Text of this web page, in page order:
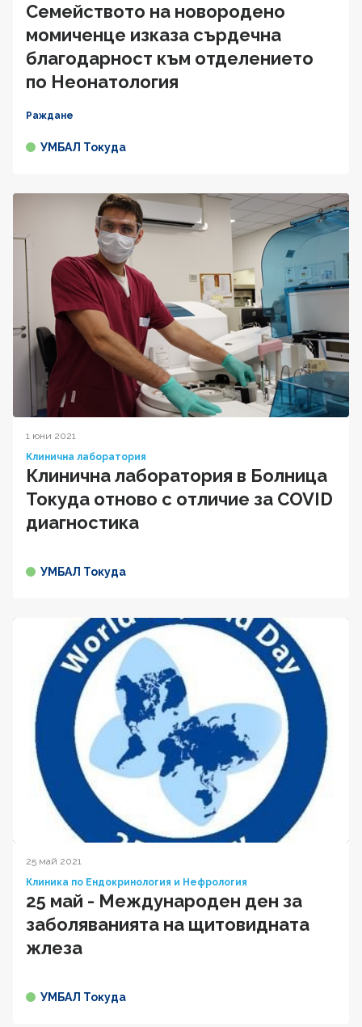
Семейството на новородено
момиченце изказа сърдечна
благодарност към отделението
по Неонатология
Раждане
УМБАЛ Токуда
1 юни 2021
Клинична лаборатория
Клинична лаборатория в Болница
Токуда отново с отличие за COVID
диагностика
УМБАЛ Токуда
25 май 2021
Клиника по Ендокринология и Нефрология
25 май - Международен ден за
заболяванията на щитовидната
жлеза
УМБАЛ Токуда